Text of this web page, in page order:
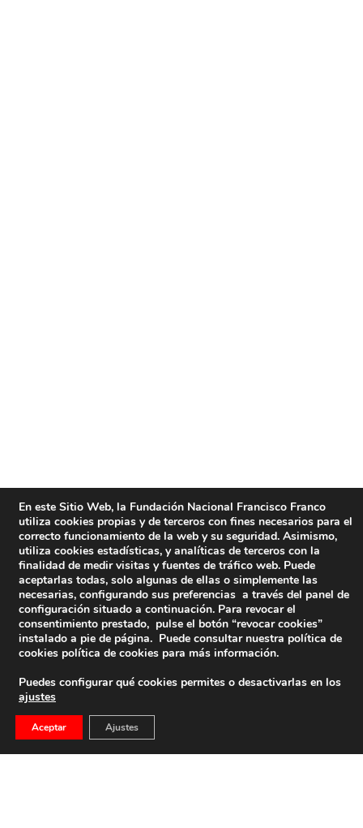
En este Sitio Web, la Fundación Nacional Francisco Franco
utiliza cookies propias y de terceros con fines necesarios para el
correcto funcionamiento de la web y su seguridad. Asimismo,
utiliza cookies estadísticas, y analíticas de terceros con la
finalidad de medir visitas y fuentes de tráfico web. Puede
aceptarlas todas, solo algunas de ellas o simplemente las
necesarias, configurando sus preferencias a través del panel de
configuración situado a continuación. Para revocar el
consentimiento prestado, pulse el botón “revocar cookies”
instalado a pie de página. Puede consultar nuestra política de
cookies política de cookies para más información.
Puedes configurar qué cookies permites o desactivarlas en los
ajustes
Aceptar Ajustes